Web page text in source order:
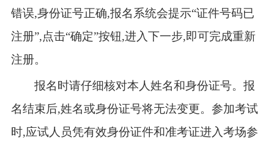
错误,身份证号正确,报名系统会提示“证件号码已
注册”,点击“确定”按钮,进入下一步,即可完成重新
注册。
报名时请仔细核对本人姓名和身份证号。报
名结束后,姓名或身份证号将无法变更。参加考试
时,应试人员凭有效身份证件和准考证进入考场参